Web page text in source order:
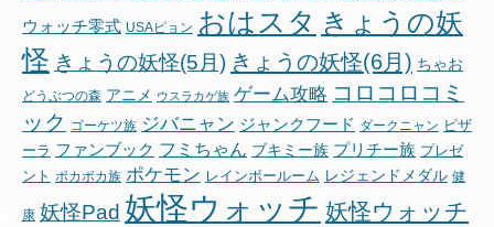
ウォッチ零式 USAピョン おはスタ きょうの妖
怪 きょうの妖怪(5月) きょうの妖怪(6月) ちゃお
どうぶつの森 アニメ ウスラカゲ族 ゲーム攻略 コロコロコミ
ック ゴーケツ族 ジバニャン ジャンクフード ダークニャン ピザ
ーラ ファンブック フミちゃん ブキミー族 プリチー族 プレゼ
ント ポカポカ族 ポケモン レインボールーム レジェンドメダル 健
康 妖怪Pad 妖怪ウォッチ 妖怪ウォッチ